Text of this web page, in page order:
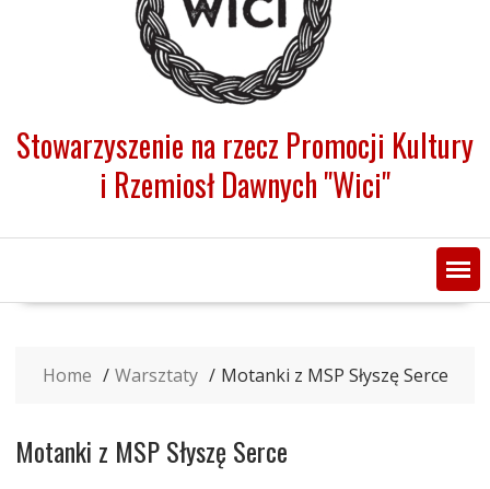
Stowarzyszenie na rzecz Promocji Kultury
i Rzemiosł Dawnych "Wici"
Home Warsztaty Motanki z MSP Słyszę Serce
Motanki z MSP Słyszę Serce